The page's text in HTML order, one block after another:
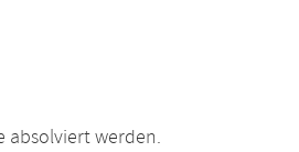
absolviert werden.